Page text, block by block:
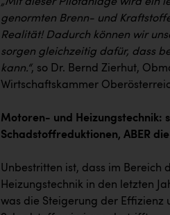
genormten Brenn- und
Realität! Dadurch können wir
sorgen gleichzeitig dafür, dass
kann.“, so Dr. Bernd Zierhut,
Wirtschaftskammer
Motoren- und Heizungstechnik:
Schadstoffreduktionen, ABER
Unbestritten ist, dass im Bereich
Heizungstechnik in den letzten
was die Steigerung der Effizienz